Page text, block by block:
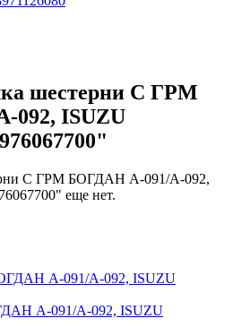
шестерни С ГРМ
ISUZU
С ГРМ БОГДАН А-091/А-092,
еще нет.
А-091/А-092, ISUZU